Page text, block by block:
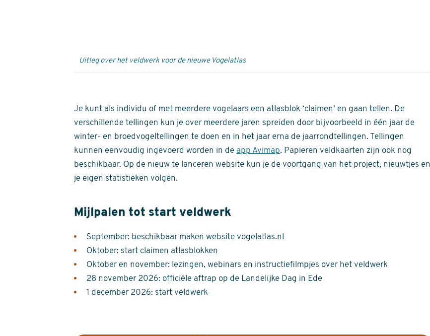
Uitleg over het veldwerk voor de nieuwe Vogelatlas
Je kunt als individu of met meerdere vogelaars een atlasblok ‘claimen’ en gaan tellen. De
verschillende tellingen kun je over meerdere jaren spreiden door bijvoorbeeld in één jaar de
winter- en broedvogeltellingen te doen en in het jaar erna de jaarrondtellingen. Tellingen
kunnen eenvoudig ingevoerd worden in de app Avimap. Papieren veldkaarten zijn ook nog
beschikbaar. Op de nieuw te lanceren website kun je de voortgang van het project, nieuwtjes en
je eigen statistieken volgen.
Mijlpalen tot start veldwerk
September: beschikbaar maken website vogelatlas.nl
Oktober: start claimen atlasblokken
Oktober en november: lezingen, webinars en instructiefilmpjes over het veldwerk
28 november 2026: officiële aftrap op de Landelijke Dag in Ede
1 december 2026: start veldwerk